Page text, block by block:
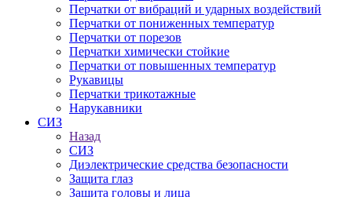
Перчатки от вибраций и ударных воздействий
Перчатки от пониженных температур
Перчатки от порезов
Перчатки химически стойкие
Перчатки от повышенных температур
Рукавицы
Перчатки трикотажные
Нарукавники
СИЗ
Назад
СИЗ
Диэлектрические средства безопасности
Защита глаз
Защита головы и лица